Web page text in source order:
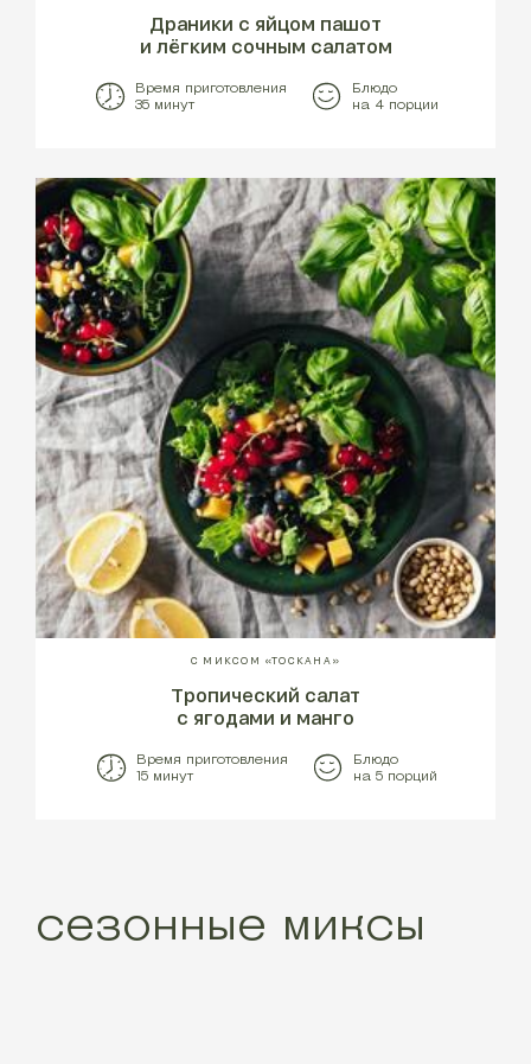
Драники с яйцом пашот
и лёгким сочным салатом
Время приготовления
35 минут
Блюдо
на 4 порции
С МИКСОМ «ТОСКАНА»
Тропический салат
с ягодами и манго
Время приготовления
15 минут
Блюдо
на 5 порций
сезонные миксы